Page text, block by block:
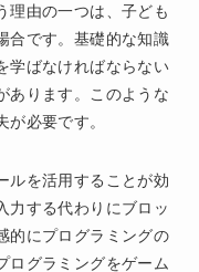
理由の一つは、子ども
合です。基礎的な知識
学ばなければならない
あります。このような
必要です。
ルを活用することが効
力する代わりにブロッ
的にプログラミングの
ログラミングをゲーム